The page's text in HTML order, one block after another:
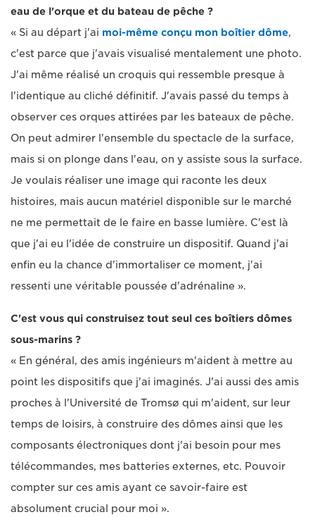
eau de l'orque et du bateau de pêche ?
« Si au départ j'ai moi-même conçu mon boîtier dôme,
c'est parce que j'avais visualisé mentalement une photo.
J'ai même réalisé un croquis qui ressemble presque à
l'identique au cliché définitif. J'avais passé du temps à
observer ces orques attirées par les bateaux de pêche.
On peut admirer l'ensemble du spectacle de la surface,
mais si on plonge dans l'eau, on y assiste sous la surface.
Je voulais réaliser une image qui raconte les deux
histoires, mais aucun matériel disponible sur le marché
ne me permettait de le faire en basse lumière. C'est là
que j'ai eu l'idée de construire un dispositif. Quand j'ai
enfin eu la chance d'immortaliser ce moment, j'ai
ressenti une véritable poussée d'adrénaline ».
C'est vous qui construisez tout seul ces boîtiers dômes
sous-marins ?
« En général, des amis ingénieurs m'aident à mettre au
point les dispositifs que j'ai imaginés. J'ai aussi des amis
proches à l'Université de Tromsø qui m'aident, sur leur
temps de loisirs, à construire des dômes ainsi que les
composants électroniques dont j'ai besoin pour mes
télécommandes, mes batteries externes, etc. Pouvoir
compter sur ces amis ayant ce savoir-faire est
absolument crucial pour moi ».